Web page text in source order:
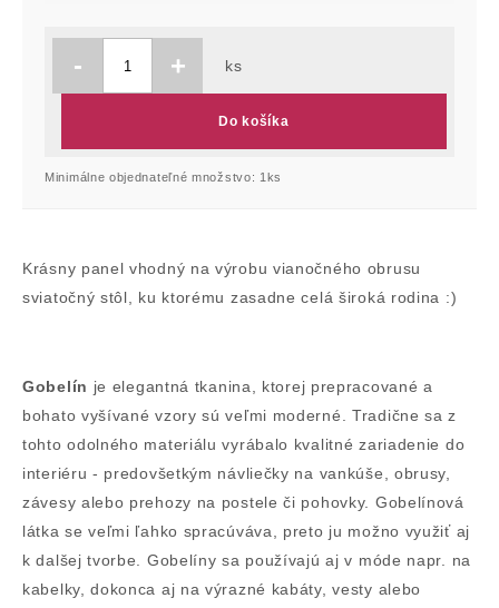
- + ks
Do košíka
Minimálne objednateľné množstvo: 1ks
Krásny panel vhodný na výrobu vianočného obrusu
sviatočný stôl, ku ktorému zasadne celá široká rodina :)
Gobelín je elegantná tkanina, ktorej prepracované a
bohato vyšívané vzory sú veľmi moderné. Tradične sa z
tohto odolného materiálu vyrábalo kvalitné zariadenie do
interiéru - predovšetkým návliečky na vankúše, obrusy,
závesy alebo prehozy na postele či pohovky. Gobelínová
látka se veľmi ľahko spracúváva, preto ju možno využiť aj
k dalšej tvorbe. Gobelíny sa používajú aj v móde napr. na
kabelky, dokonca aj na výrazné kabáty, vesty alebo